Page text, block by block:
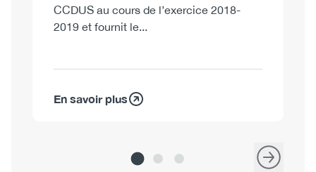
CCDUS au cours de l’exercice 2018-
2019 et fournit le...
En savoir plus